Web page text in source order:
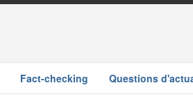
Fact-checking Questions